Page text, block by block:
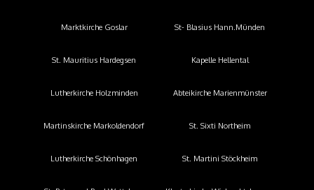
Marktkirche Goslar St- Blasius Hann.Münden
St. Mauritius Hardegsen Kapelle Hellental
Lutherkirche Holzminden Abteikirche Marienmünster
Martinskirche Markoldendorf St. Sixti Northeim
Lutherkirche Schönhagen St. Martini Stöckheim